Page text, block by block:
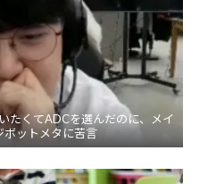
たくてADCを選んだのに、メイ
ットメタに苦言